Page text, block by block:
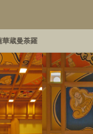
華蔵曼荼羅